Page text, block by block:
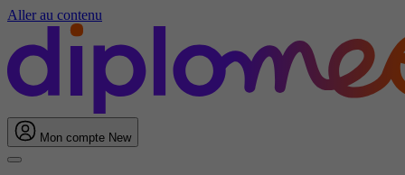
Aller au contenu
Mon compte New